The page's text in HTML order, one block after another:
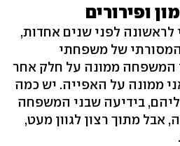
ופירורים
לפני שנים אחדות,
המסורתי של משפחתי
המשפחה ממונה על חלק אחר
ממונה על האפייה. יש כמה
בידיעה שבני המשפחה
מתוך רצון לגוון מעט,